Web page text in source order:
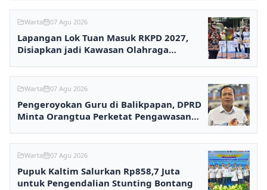
Warta 07 Agu 2026
Lapangan Lok Tuan Masuk RKPD 2027,
Disiapkan jadi Kawasan Olahraga
Warta 07 Agu 2026
Pengeroyokan Guru di Balikpapan, DPRD
Minta Orangtua Perketat Pengawasan
Warta 07 Agu 2026
Pupuk Kaltim Salurkan Rp858,7 Juta
untuk Pengendalian Stunting Bontang